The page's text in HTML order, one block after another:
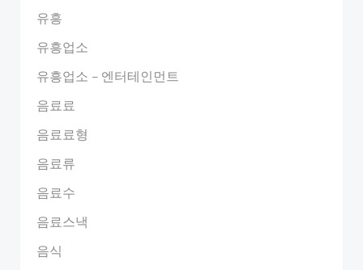
유흥
유흥업소
유흥업소 – 엔터테인먼트
음료료
음료료형
음료류
음료수
음료스낵
음식